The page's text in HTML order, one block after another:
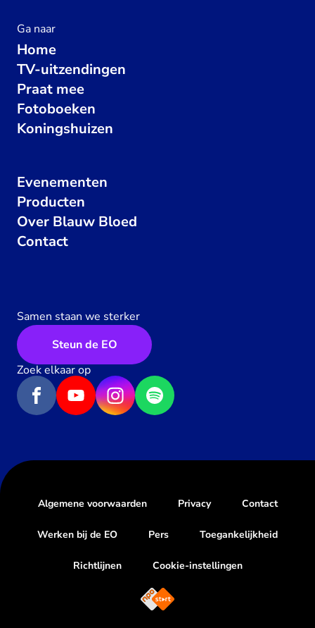
Ga naar
Home
TV-uitzendingen
Praat mee
Fotoboeken
Koningshuizen
Evenementen
Producten
Over Blauw Bloed
Contact
Samen staan we sterker
Steun de EO
Zoek elkaar op
Algemene voorwaarden Privacy Contact
Werken bij de EO Pers Toegankelijkheid
Richtlijnen Cookie-instellingen